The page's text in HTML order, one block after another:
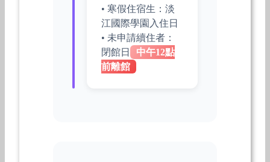
• 寒假住宿生：淡
江國際學園入住日
• 未申請續住者：
閉館日
中午12點
前離館